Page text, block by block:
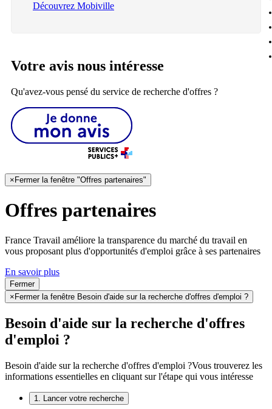
Découvrez Mobiville
Votre avis nous intéresse
Qu'avez-vous pensé du service de recherche d'offres ?
× Fermer la fenêtre "Offres partenaires"
Offres partenaires
France Travail améliore la transparence du marché du travail en
vous proposant plus d'opportunités d'emploi grâce à ses partenaires
En savoir plus
Fermer
× Fermer la fenêtre Besoin d'aide sur la recherche d'offres d'emploi ?
Besoin d'aide sur la recherche d'offres
d'emploi ?
Besoin d'aide sur la recherche d'offres d'emploi ?Vous trouverez les
informations essentielles en cliquant sur l'étape qui vous intéresse
1. Lancer votre recherche